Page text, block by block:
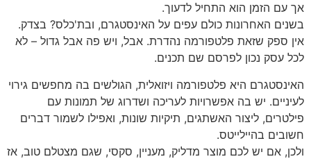
אך עם הזמן הוא התחיל לדעוך.
בשנים האחרונות כולם עפים על האינסטגרם, ובת'כלס? בצדק.
אין ספק שזאת פלטפורמה נהדרת. אבל, ויש פה אבל גדול – לא
לכל עסק נכון לפרסם שם תכנים.
האינסטגרם היא פלטפורמה ויזואלית, הגולשים בה מחפשים גירוי
לעיניים. יש בה אפשרויות לעריכה ושדרוג של תמונות עם
פילטרים, ליצור האשתגים, תיקיות שונות, ואפילו לשמור דברים
חשובים בהיילייטס.
ולכן, אם יש לכם מוצר מדליק, מעניין, סקסי, שגם מצטלם טוב, אז